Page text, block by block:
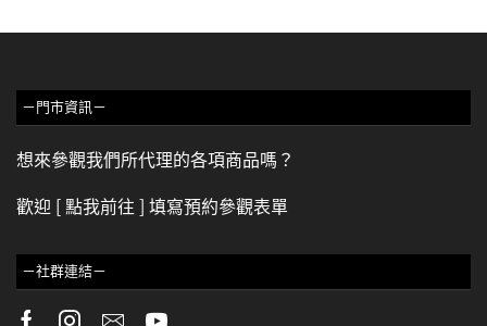
－門市資訊－
想來參觀我們所代理的各項商品嗎？
歡迎 [ 點我前往 ] 填寫預約參觀表單
－社群連結－